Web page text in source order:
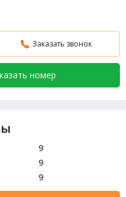
Заказать звонок
номер
9
9
9